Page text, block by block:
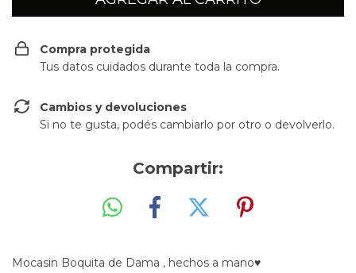
Compra protegida
Tus datos cuidados durante toda la compra.
Cambios y devoluciones
Si no te gusta, podés cambiarlo por otro o devolverlo.
Compartir:
Mocasin Boquita de Dama , hechos a mano♥